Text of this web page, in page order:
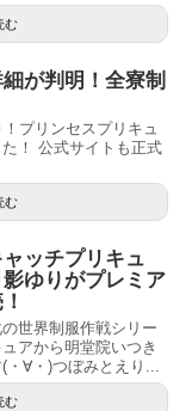
む
が判明！全寮制
プリンセスプリキュ
！ 公式サイトも正式
む
ッチプリキュ
ゆりがプレミア
世界制服作戦シリー
アから明堂院いつき
・∀・)つぼみとえり...
む